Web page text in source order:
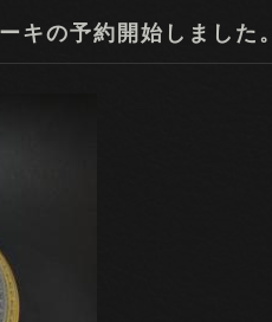
キの予約開始しました。